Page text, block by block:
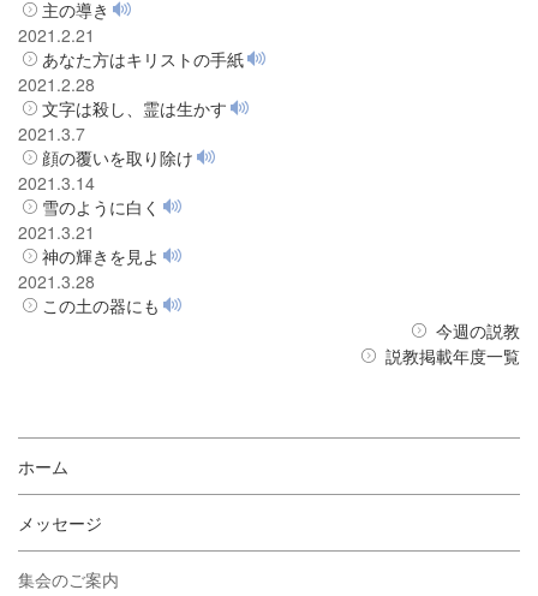
主の導き
2021.2.21
あなた方はキリストの手紙
2021.2.28
文字は殺し、霊は生かす
2021.3.7
顔の覆いを取り除け
2021.3.14
雪のように白く
2021.3.21
神の輝きを見よ
2021.3.28
この土の器にも
今週の説教
説教掲載年度一覧
ホーム
メッセージ
集会のご案内